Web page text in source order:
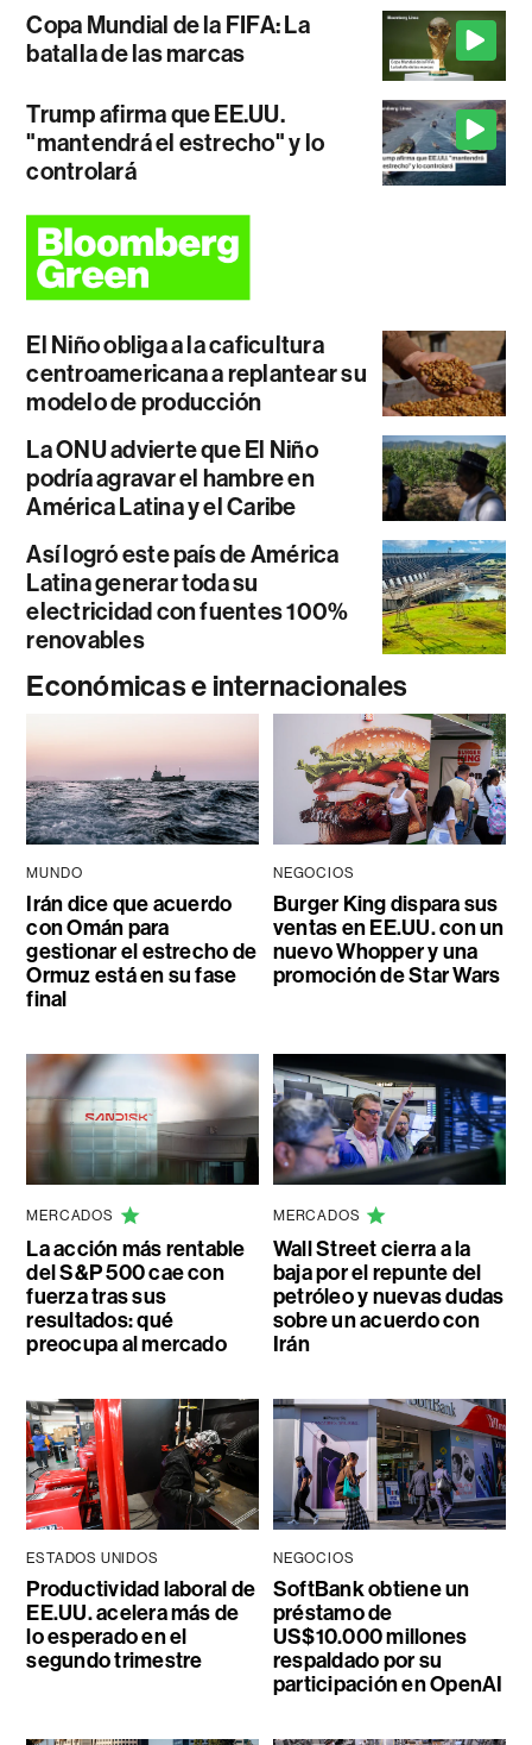
Copa Mundial de la FIFA: La
batalla de las marcas
Trump afirma que EE.UU.
"mantendrá el estrecho" y lo
controlará
El Niño obliga a la caficultura
centroamericana a replantear su
modelo de producción
La ONU advierte que El Niño
podría agravar el hambre en
América Latina y el Caribe
Así logró este país de América
Latina generar toda su
electricidad con fuentes 100%
renovables
Económicas e internacionales
MUNDO
Irán dice que acuerdo
con Omán para
gestionar el estrecho de
Ormuz está en su fase
final
NEGOCIOS
Burger King dispara sus
ventas en EE.UU. con un
nuevo Whopper y una
promoción de Star Wars
MERCADOS
La acción más rentable
del S&P 500 cae con
fuerza tras sus
resultados: qué
preocupa al mercado
MERCADOS
Wall Street cierra a la
baja por el repunte del
petróleo y nuevas dudas
sobre un acuerdo con
Irán
ESTADOS UNIDOS
Productividad laboral de
EE.UU. acelera más de
lo esperado en el
segundo trimestre
NEGOCIOS
SoftBank obtiene un
préstamo de
US$10.000 millones
respaldado por su
participación en OpenAI